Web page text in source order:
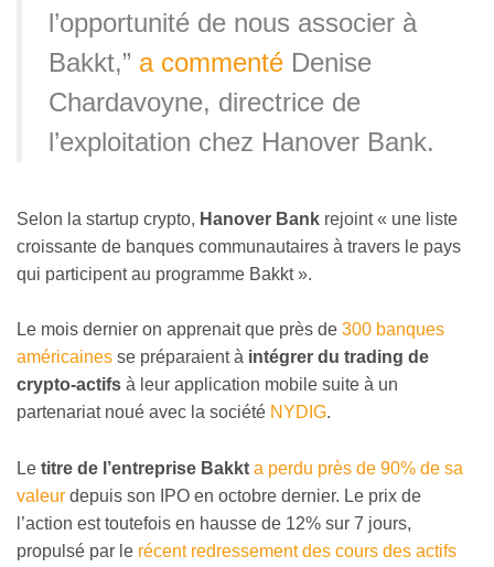
l’opportunité de nous associer à
Bakkt,” a commenté Denise
Chardavoyne, directrice de
l’exploitation chez Hanover Bank.
Selon la startup crypto, Hanover Bank rejoint « une liste
croissante de banques communautaires à travers le pays
qui participent au programme Bakkt ».
Le mois dernier on apprenait que près de 300 banques
américaines se préparaient à intégrer du trading de
crypto-actifs à leur application mobile suite à un
partenariat noué avec la société NYDIG.
Le titre de l’entreprise Bakkt a perdu près de 90% de sa
valeur depuis son IPO en octobre dernier. Le prix de
l’action est toutefois en hausse de 12% sur 7 jours,
propulsé par le récent redressement des cours des actifs